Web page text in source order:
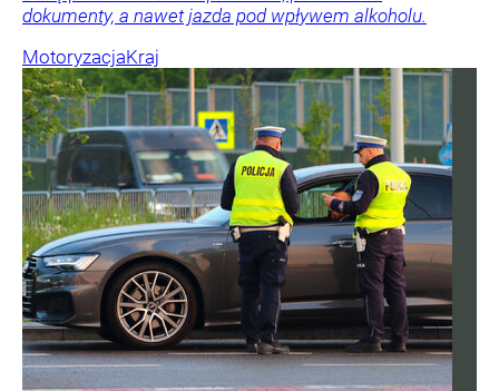
dokumenty, a nawet jazda pod wpływem alkoholu.
MotoryzacjaKraj